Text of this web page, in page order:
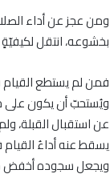
ومن عجز عن أداء
بخشوعه، انتقل
فمن لم يستطع القيام
ويُستحبّ أن يكون على
عن استقبال القبلة،
يسقط عنه أداءُ
ويجعل سجوده أخفض